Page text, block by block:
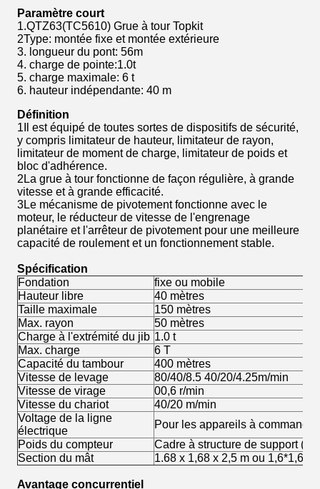
Paramètre court
1.QTZ63(TC5610) Grue à tour Topkit
2Type: montée fixe et montée extérieure
3. longueur du pont: 56m
4. charge de pointe:1.0t
5. charge maximale: 6 t
6. hauteur indépendante: 40 m
Définition
1Il est équipé de toutes sortes de dispositifs de sécurité,
y compris limitateur de hauteur, limitateur de rayon,
limitateur de moment de charge, limitateur de poids et
bloc d'adhérence.
2La grue à tour fonctionne de façon régulière, à grande
vitesse et à grande efficacité.
3Le mécanisme de pivotement fonctionne avec le
moteur, le réducteur de vitesse de l'engrenage
planétaire et l'arrêteur de pivotement pour une meilleure
capacité de roulement et un fonctionnement stable.
Spécification
Fondation
fixe ou mobile
Hauteur libre
40 mètres
Taille maximale
150 mètres
Max. rayon
50 mètres
Charge à l'extrémité du jib 1.0 t
Max. charge
6 T
Capacité du tambour
400 mètres
Vitesse de levage
80/40/8.5 40/20/4.25m/min
Vitesse de virage
00,6 r/min
Vitesse du chariot
40/20 m/min
Voltage de la ligne
électrique
Pour les appareils à commande
Poids du compteur
Cadre à structure de support
Section du mât
1.68 x 1,68 x 2,5 m ou
Avantage concurrentiel